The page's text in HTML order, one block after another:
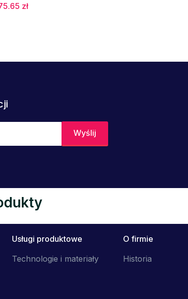
zł
Usługi produktowe
Technologie i materiały
O firmie
Historia